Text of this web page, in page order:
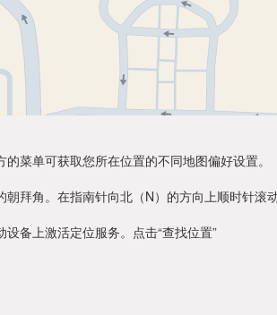
菜单可获取您所在位置的不同地图偏好设置。
拜角。在指南针向北（N）的方向上顺时针滚
备上激活定位服务。点击“查找位置”